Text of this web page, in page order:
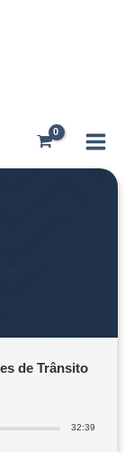
de Trânsito
32:39